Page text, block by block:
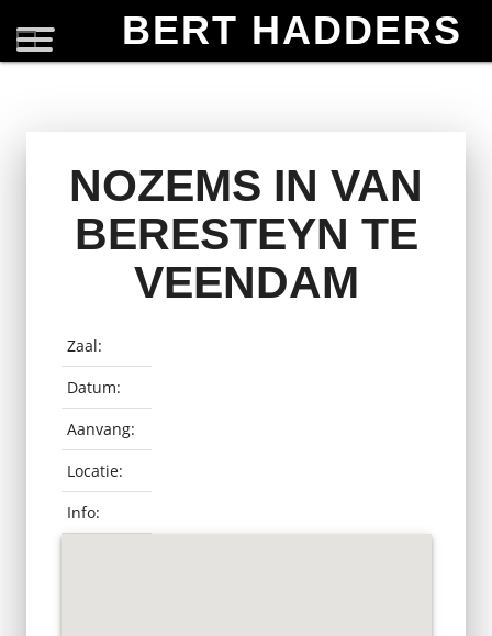
BERT HADDERS
NOZEMS IN VAN
BERESTEYN TE
VEENDAM
Zaal:
Datum:
Aanvang:
Locatie:
Info: